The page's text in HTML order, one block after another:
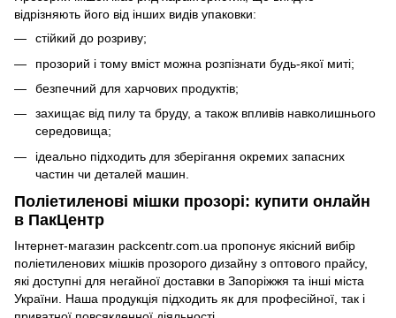
відрізняють його від інших видів упаковки:
стійкий до розриву;
прозорий і тому вміст можна розпізнати будь-якої миті;
безпечний для харчових продуктів;
захищає від пилу та бруду, а також впливів навколишнього
середовища;
ідеально підходить для зберігання окремих запасних
частин чи деталей машин.
Поліетиленові мішки прозорі: купити онлайн
в ПакЦентр
Інтернет-магазин packcentr.com.ua пропонує якісний вибір
поліетиленових мішків прозорого дизайну з оптового прайсу,
які доступні для негайної доставки в Запоріжжя та інші міста
України. Наша продукція підходить як для професійної, так і